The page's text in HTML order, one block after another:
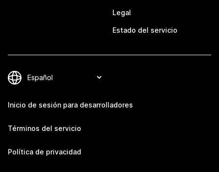
Legal
Estado del servicio
Inicio de sesión para desarrolladores
Términos del servicio
Política de privacidad